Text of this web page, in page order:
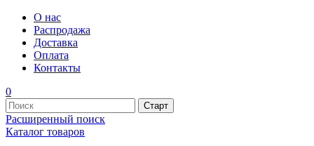
О нас
Распродажа
Доставка
Оплата
Контакты
0
Расширенный поиск
Каталог товаров